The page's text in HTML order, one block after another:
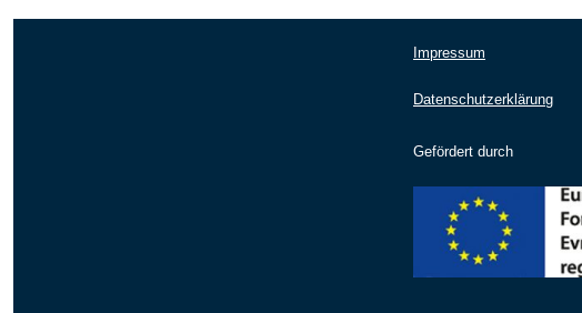
Impressum
Datenschutzerklärung
Gefördert durch